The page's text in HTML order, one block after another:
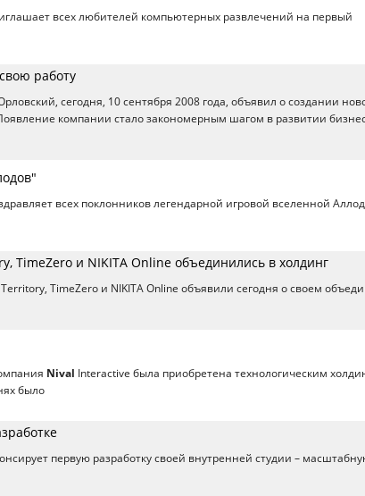
всех любителей компьютерных развлечений на первый
работу
сегодня, 10 сентября 2008 года, объявил о создании
компании стало закономерным шагом в развитии
всех поклонников легендарной игровой вселенной
TimeZero и NIKITA Online объединились в холдинг
Territory, TimeZero и NIKITA Online объявили сегодня о своем
Nival Interactive была приобретена технологическим
было
первую разработку своей внутренней студии –